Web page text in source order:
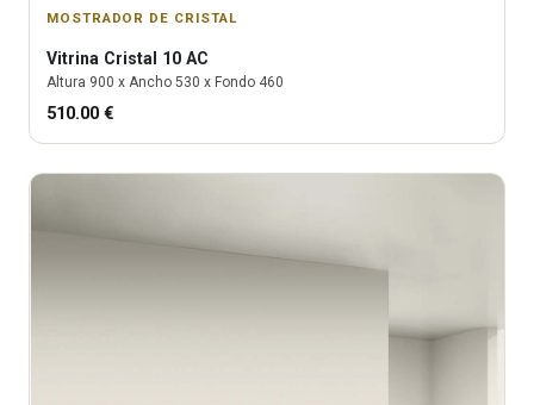
MOSTRADOR DE CRISTAL
Vitrina Cristal 10 AC
Altura 900 x Ancho 530 x Fondo 460
510.00 €